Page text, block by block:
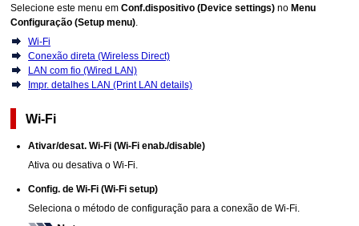
Selecione este menu emConf.dispositivo (Device settings) no Menu
Configuração (Setup menu).
Wi-Fi
Conexão direta (Wireless Direct)
LAN com fio (Wired LAN)
Impr. detalhes LAN (Print LAN details)
Wi-Fi
Ativar/desat. Wi-Fi (Wi-Fi enab./disable)
Ativa ou desativa oWi-Fi.
Config. de Wi-Fi (Wi-Fi setup)
Seleciona o método de configuração para a conexão deWi-Fi.